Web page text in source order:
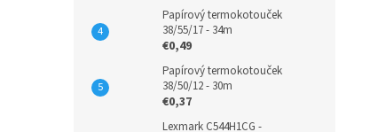
Papírový termokotouček
38/55/17 - 34m
€0,49
Papírový termokotouček
38/50/12 - 30m
€0,37
Lexmark C544H1CG -